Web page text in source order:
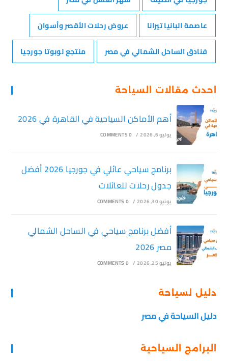
عاصمة البانيا تيرانا
عروض رحلات الأقصر وأسوان
فنادق الساحل الشمالي في مصر
منتجع لوبوتا جورجيا
احدث مقالات السياحة
أهم الأماكن السياحية في القاهرة في 2026
يوليو 6, 2026 /
0 COMMENTS
برنامج سياحي عائلي في جورجيا 2026 أفضل
جدول رحلات للعائلات
يونيو 30, 2026 /
0 COMMENTS
أفضل برنامج سياحي في الساحل الشمالي
مصر 2026
يونيو 25, 2026 /
0 COMMENTS
دليل لسياحة
دليل السياحة في مصر
البرامج السياحية